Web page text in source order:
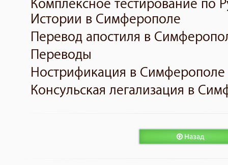
Комплексное тестирование по
Истории в Симферополе
Перевод апостиля в
Переводы
Нострификация в Симферополе
Консульская легализация в
Назад